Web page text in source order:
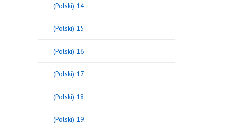
(Polski) 14
(Polski) 15
(Polski) 16
(Polski) 17
(Polski) 18
(Polski) 19